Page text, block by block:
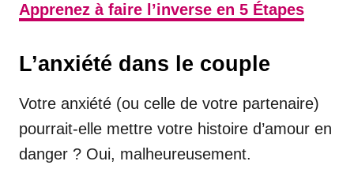
Apprenez à faire l’inverse en 5 Étapes
L’anxiété dans le couple
Votre anxiété (ou celle de votre partenaire)
pourrait-elle mettre votre histoire d’amour en
danger ? Oui, malheureusement.